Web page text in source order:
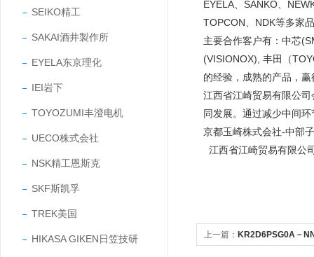
SEIKO精工
SAKAI酒井製作所
EYELA东京理化
IEI岩下
TOYOZUMI丰澄电机
UECO株式会社
NSK精工恩斯克
SKF斯凯孚
TREK美国
HIKASA GIKEN日笠技研
EYELA、SANKO、
TOPCON、NDK等多家
主要合作客户有：中芯
(VISIONOX), 丰田（
的经验，成熟的产品，
江西省江崎贸易有限公
同发展。通过减少中间
京都玉崎株式会社-中部
江西省江崎贸易有限公
上一篇： KR2D6PSG0A－